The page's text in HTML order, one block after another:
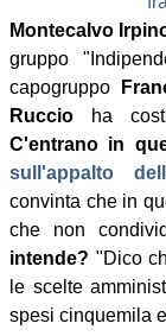
Montecalvo
gruppo
capogruppo
Ruccio ha
C'entrano in
sull'appalto
convinta che in
che non
intende? "Dico
le scelte
spesi cinquemila